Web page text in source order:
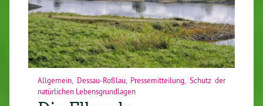
Allgemein Dessau-Roßlau Pressemitteilung
Schutz der
natürlichen Lebensgrundlagen